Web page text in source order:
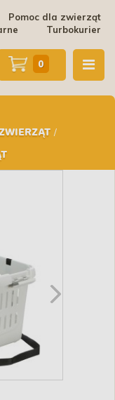
Pomoc dla zwierząt
Turbokurier
/
0